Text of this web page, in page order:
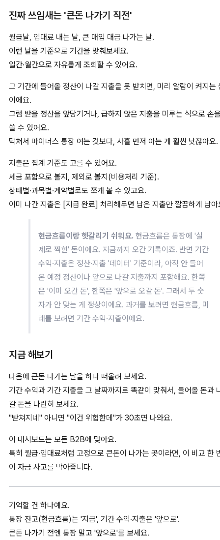
진짜 쓰임새는 '큰돈 나가기 직전'
월급날, 임대료 내는 날, 큰 매입 대금 나가는 날.
이런 날을 기준으로 기간을 맞춰보세요.
일간·월간으로 자유롭게 조회할 수 있어요.
그 기간에 들어올 정산이 나갈 지출을 못 받치면, 미리 알람이 켜지는
이에요.
그럼 받을 정산을 앞당기거나, 급하지 않은 지출을 미루는 식으로 손
쓸 수 있어요.
닥쳐서 마이너스 통장 여는 것보다, 사흘 먼저 아는 게 훨씬 낫잖아요.
지출은 집계 기준도 고를 수 있어요.
세금 포함으로 볼지, 제외로 볼지(비용처리 기준).
상태별·과목별·계약별로도 쪼개 볼 수 있고요.
이미 나간 지출은 [지급 완료] 처리해두면 남은 지출만 깔끔하게 남아
현금흐름이랑 헷갈리기 쉬워요. 현금흐름은 통장에 '실
제로 찍힌' 돈이에요. 지금까지 오간 기록이죠. 반면 기간
수익·지출은 정산·지출 '데이터' 기준이라, 아직 안 들어
온 예정 정산이나 앞으로 나갈 지출까지 포함해요. 한쪽
은 '이미 오간 돈', 한쪽은 '앞으로 오갈 돈'. 그래서 두 숫
자가 안 맞는 게 정상이에요. 과거를 보려면 현금흐름, 미
래를 보려면 기간 수익·지출이에요.
지금 해보기
다음에 큰돈 나가는 날을 하나 떠올려 보세요.
기간 수익과 기간 지출을 그 날짜까지로 똑같이 맞춰서, 들어올 돈과
갈 돈을 나란히 보세요.
"받쳐지네" 아니면 "이건 위험한데"가 30초면 나와요.
이 대시보드는 모든 B2B에 맞아요.
특히 월급·임대료처럼 고정으로 큰돈이 나가는 곳이라면, 이 비교 한
이 자금 사고를 막아줍니다.
기억할 건 하나예요.
통장 잔고(현금흐름)는 '지금', 기간 수익·지출은 '앞으로'.
큰돈 나가기 전엔 통장 말고 '앞으로'를 보세요.